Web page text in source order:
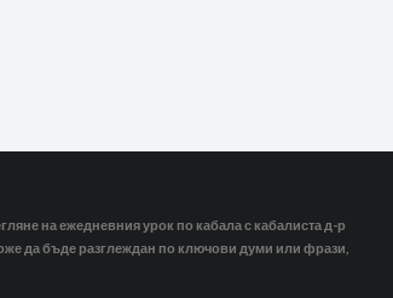
на ежедневния урок по кабала с кабалиста д-р
да бъде разглеждан по ключови думи или фрази,